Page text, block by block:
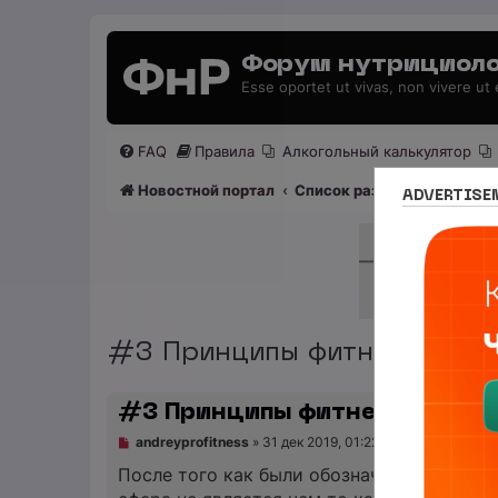
Форум
Esse oportet ut vivas, non vivere ut
FAQ Правила Алкогольный калькулятор
Новостной портал Список разделов
#3 Принципы фитнес
#3 Принципы фитнес
Н
п
andreyprofitness » 31 дек 2019, 01:22
После того как были обозначены